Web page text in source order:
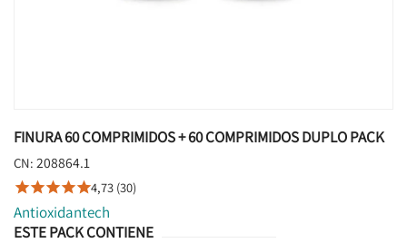
FINURA 60 COMPRIMIDOS + 60 COMPRIMIDOS DUPLO PACK
CN: 208864.1
4,73 (30)
Antioxidantech
ESTE PACK CONTIENE